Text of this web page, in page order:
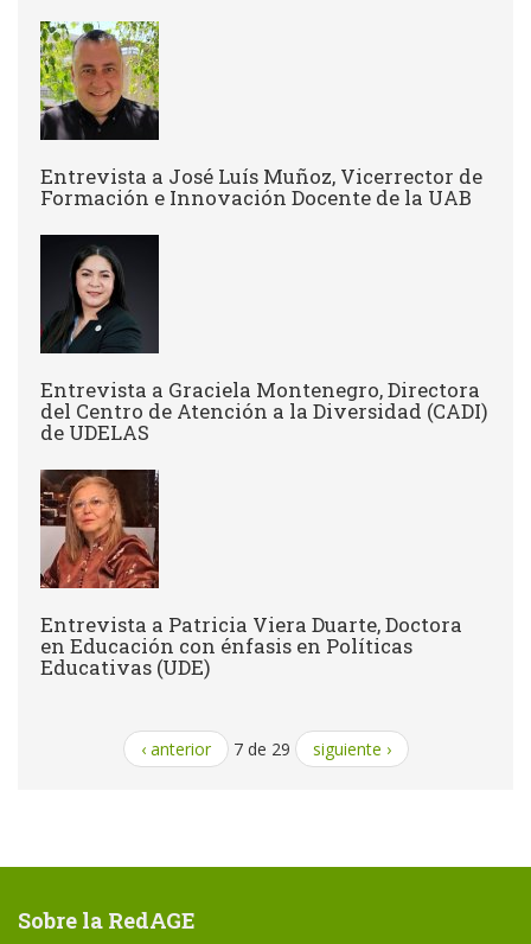
Entrevista a José Luís Muñoz, Vicerrector de
Formación e Innovación Docente de la UAB
Entrevista a Graciela Montenegro, Directora
del Centro de Atención a la Diversidad (CADI)
de UDELAS
Entrevista a Patricia Viera Duarte, Doctora
en Educación con énfasis en Políticas
Educativas (UDE)
‹ anterior 7 de 29 siguiente ›
Sobre la RedAGE